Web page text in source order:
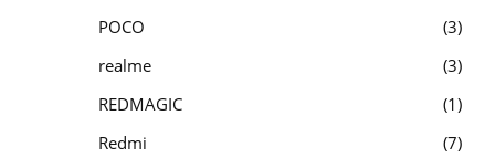
POCO
3
realme
3
REDMAGIC
1
Redmi
7